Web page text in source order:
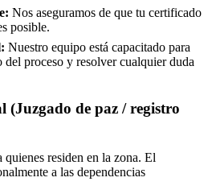
Nos aseguramos de que tu certificado
posible.
Nuestro equipo está capacitado para
del proceso y resolver cualquier duda
(Juzgado de paz / registro
residen en la zona. El
a las dependencias